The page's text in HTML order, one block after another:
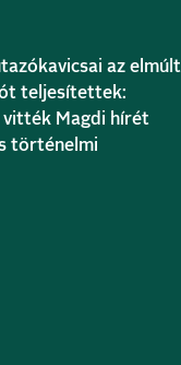
az elmúlt
teljesítettek:
vitték Magdi hírét
történelmi